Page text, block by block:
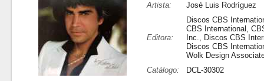
Artista:
José Luis Rodríguez
Editora:
Discos CBS
CBS International,
Inc., Discos CBS
Discos CBS
Wolk Design
Catálogo:
DCL-30302